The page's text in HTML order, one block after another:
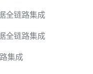
全链路集成
全链路集成
集成